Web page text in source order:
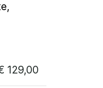
129,00